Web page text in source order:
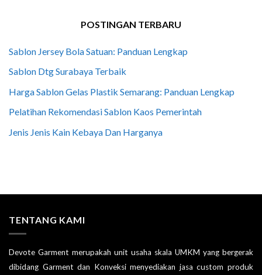
POSTINGAN TERBARU
Sablon Jersey Bola Satuan: Panduan Lengkap
Sablon Dtg Surabaya Terbaik
Harga Sablon Gelas Plastik Semarang: Panduan Lengkap
Pelatihan Rekomendasi Sablon Kaos Pemerintah
Jenis Jenis Kain Kebaya Dan Harganya
TENTANG KAMI
Devote Garment merupakah unit usaha skala UMKM yang bergerak
dibidang Garment dan Konveksi menyediakan jasa custom produk